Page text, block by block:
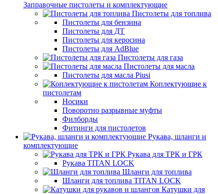
Заправочные пистолеты и комплектующие
Пистолеты для топлива
Пистолеты для бензина
Пистолеты для ДТ
Пистолеты для керосина
Пистолеты для AdBlue
Пистолеты для газа
Пистолеты для масла
Пистолеты для масла Piusi
Коплектующие к
пистолетам
Носики
Поворотно разрывные муфты
Филборды
Фитинги для пистолетов
Рукава, шланги и
комплектующие
Рукава для ТРК и ГРК
Рукава TITAN LOCK
Шланги для топлива
Шланги для топлива TITAN LOCK
Катушки для